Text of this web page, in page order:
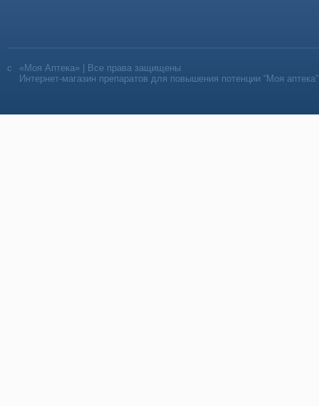
«Моя Аптека» | Все права защищены
Интернет-магазин препаратов для повышения потенции “Моя